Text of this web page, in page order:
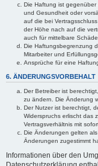
Die Haftung ist
und Gesundheit oder
auf die bei
der Höhe nach auf die
auch für mittelbare
Die Haftungsbegrenzung
Mitarbeiter und
Ansprüche für eine
6. ÄNDERUNGSVORBEHALT
Der Betreiber ist
zu ändern. Die Änderung
Der Nutzer ist berechtigt,
Widerspruchs erlischt das
Vertragsverhältnis mit
Die Änderungen gelten
Änderungen zugestimmt
Informationen über den